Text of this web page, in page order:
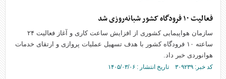
فعالیت ۱۰ فرودگاه کشور شبانه‌روزی شد
سازمان هواپیمایی کشوری از افزایش ساعت کاری و آغاز فعالیت ۲۴
ساعته ۱۰ فرودگاه کشور با هدف تسهیل عملیات پروازی و ارتقای خدمات
هوانوردی خبر داد.
کد خبر: ۳۰۹۲۳۹ تاریخ انتشار : ۱۴۰۵/۰۳/۰۶